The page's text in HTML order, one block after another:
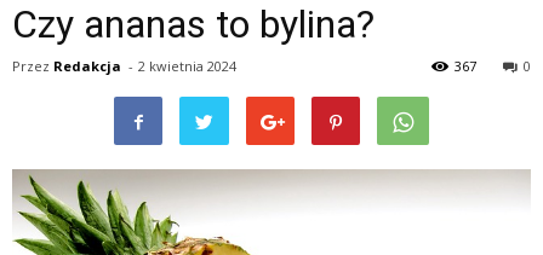
Czy ananas to bylina?
Przez Redakcja - 2 kwietnia 2024 0
367